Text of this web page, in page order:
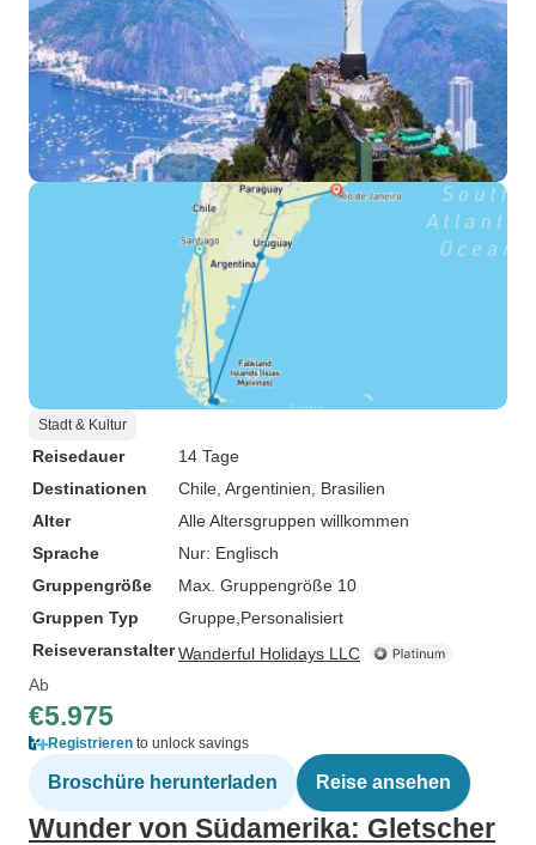
Stadt & Kultur
Reisedauer
14 Tage
Destinationen
Chile , Argentinien , Brasilien
Alter
Alle Altersgruppen willkommen
Sprache
Nur: Englisch
Gruppengröße
Max. Gruppengröße 10
Gruppen Typ
Gruppe Personalisiert
ReiseveranstalterWanderful Holidays LLC
Ab
€5.975
Registrieren to unlock savings
Broschüre herunterladen Reise ansehen
Wunder von Südamerika: Gletscher